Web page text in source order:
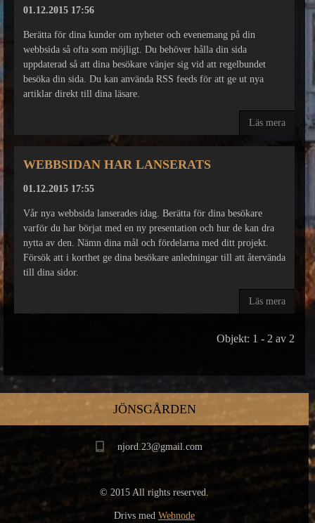
01.12.2015 17:56
Berätta för dina kunder om nyheter och evenemang på din
webbsida så ofta som möjligt. Du behöver hålla din sida
uppdaterad så att dina besökare vänjer sig vid att regelbundet
besöka din sida. Du kan använda RSS feeds för att ge ut nya
artiklar direkt till dina läsare.
Läs mera
WEBBSIDAN HAR LANSERATS
01.12.2015 17:55
Vår nya webbsida lanserades idag. Berätta för dina besökare
varför du har börjat med en ny presentation och hur de kan dra
nytta av den. Nämn dina mål och fördelarna med ditt projekt.
Försök att i korthet ge dina besökare anledningar till att återvända
till dina sidor.
Läs mera
Objekt: 1 - 2 av 2
JÖNSGÅRDEN
njord.23@gmail.com
© 2015 All rights reserved.
Drivs medWebnode